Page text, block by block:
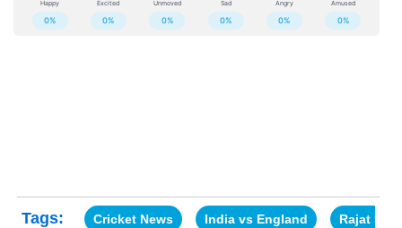
Tags: Cricket News India vs England Rajat